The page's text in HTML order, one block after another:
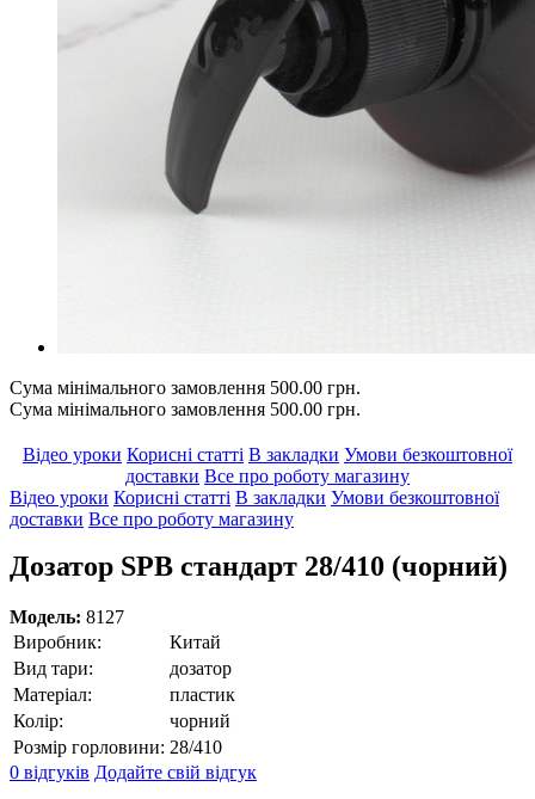
Сума мінімального замовлення 500.00 грн.
Сума мінімального замовлення 500.00 грн.
Відео уроки Корисні статті В закладки Умови безкоштовної
доставки Все про роботу магазину
Відео уроки Корисні статті В закладки Умови безкоштовної
доставки Все про роботу магазину
Дозатор SPB стандарт 28/410 (чорний)
Модель: 8127
Виробник:
Китай
Вид тари:
дозатор
Матеріал:
пластик
Колір:
чорний
Розмір горловини: 28/410
0 відгуків Додайте свій відгук